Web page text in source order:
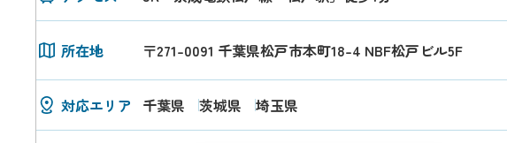
所在地 〒271-0091 千葉県松戸市本町18-4 NBF松戸ビル5F
対応エリア 千葉県 茨城県 埼玉県